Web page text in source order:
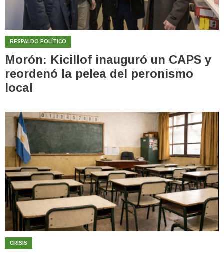
RESPALDO POLÍTICO
Morón: Kicillof inauguró un CAPS y
reordenó la pelea del peronismo
local
CRISIS